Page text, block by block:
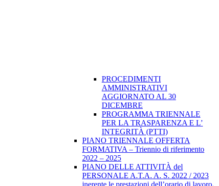
PROCEDIMENTI
AMMINISTRATIVI
AGGIORNATO AL 30
DICEMBRE
PROGRAMMA TRIENNALE
PER LA TRASPARENZA E L’
INTEGRITÀ (PTTI)
PIANO TRIENNALE OFFERTA
FORMATIVA – Triennio di riferimento
2022 – 2025
PIANO DELLE ATTIVITÀ del
PERSONALE A.T.A. A. S. 2022 / 2023